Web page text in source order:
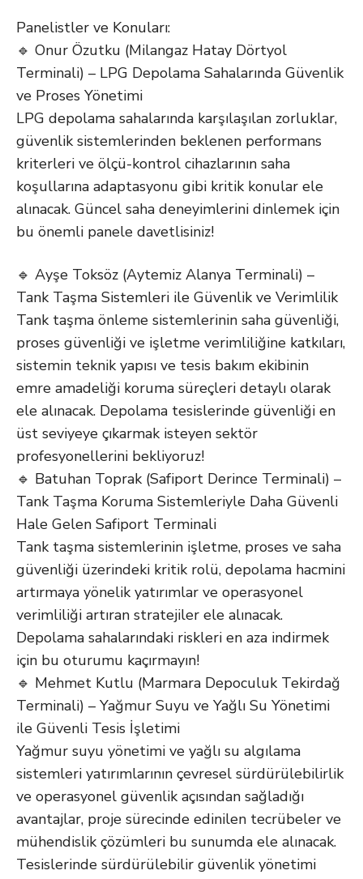
Panelistler ve Konuları:
🔹 Onur Özutku (Milangaz Hatay Dörtyol
Terminali) – LPG Depolama Sahalarında Güvenlik
ve Proses Yönetimi
LPG depolama sahalarında karşılaşılan zorluklar,
güvenlik sistemlerinden beklenen performans
kriterleri ve ölçü-kontrol cihazlarının saha
koşullarına adaptasyonu gibi kritik konular ele
alınacak. Güncel saha deneyimlerini dinlemek için
bu önemli panele davetlisiniz!
🔹 Ayşe Toksöz (Aytemiz Alanya Terminali) –
Tank Taşma Sistemleri ile Güvenlik ve Verimlilik
Tank taşma önleme sistemlerinin saha güvenliği,
proses güvenliği ve işletme verimliliğine katkıları,
sistemin teknik yapısı ve tesis bakım ekibinin
emre amadeliği koruma süreçleri detaylı olarak
ele alınacak. Depolama tesislerinde güvenliği en
üst seviyeye çıkarmak isteyen sektör
profesyonellerini bekliyoruz!
🔹 Batuhan Toprak (Safiport Derince Terminali) –
Tank Taşma Koruma Sistemleriyle Daha Güvenli
Hale Gelen Safiport Terminali
Tank taşma sistemlerinin işletme, proses ve saha
güvenliği üzerindeki kritik rolü, depolama hacmini
artırmaya yönelik yatırımlar ve operasyonel
verimliliği artıran stratejiler ele alınacak.
Depolama sahalarındaki riskleri en aza indirmek
için bu oturumu kaçırmayın!
🔹 Mehmet Kutlu (Marmara Depoculuk Tekirdağ
Terminali) – Yağmur Suyu ve Yağlı Su Yönetimi
ile Güvenli Tesis İşletimi
Yağmur suyu yönetimi ve yağlı su algılama
sistemleri yatırımlarının çevresel sürdürülebilirlik
ve operasyonel güvenlik açısından sağladığı
avantajlar, proje sürecinde edinilen tecrübeler ve
mühendislik çözümleri bu sunumda ele alınacak.
Tesislerinde sürdürülebilir güvenlik yönetimi